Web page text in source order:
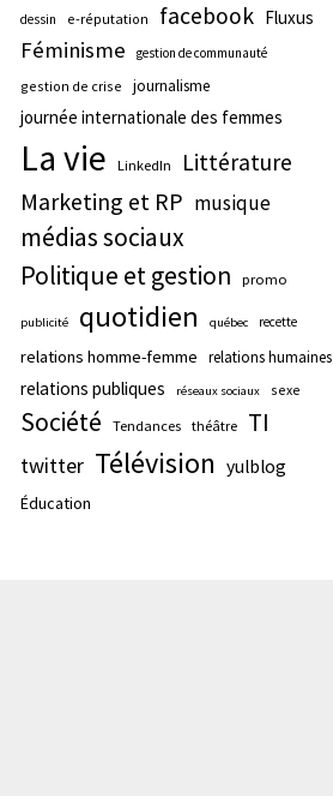
dessin e-réputation facebook Fluxus
Féminisme gestion de communauté
gestion de crise journalisme
journée internationale des femmes
La vie LinkedIn Littérature
Marketing et RP musique
médias sociaux
Politique et gestion
promo
publicité quotidien québec recette
relations homme-femme relations humaines
relations publiques réseaux sociaux sexe
Société Tendances théâtre TI
twitter Télévision yulblog
Éducation